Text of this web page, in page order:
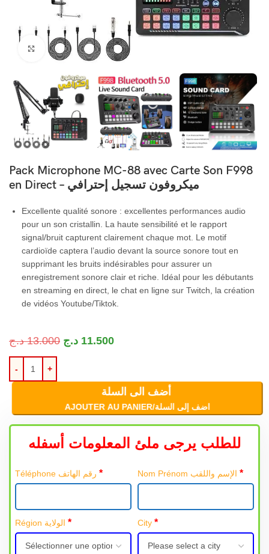
Cliquez pour agrandir
Pack Microphone MC-88 avec Carte Son F998
en Direct – ميكروفون تسجيل إحترافي
Excellente qualité sonore : excellentes performances audio
pour un son cristallin. La haute sensibilité et le rapport
signal/bruit capturent clairement chaque mot. Le motif
cardioïde captera l’audio devant la source sonore tout en
supprimant les bruits indésirables pour assurer un
enregistrement sonore clair et riche. Idéal pour les débutants
en streaming en direct, le chat en ligne sur Twitch, la création
de vidéos Youtube/Tiktok.
13.000 د.ج 11.500 د.ج
أضف الى السلة
AJOUTER AU PANIER/اضف إلى السلة
للطلب يرجى ملئ المعلومات أسفله
Téléphone رقم الهاتف* *
Région الولاية* City *